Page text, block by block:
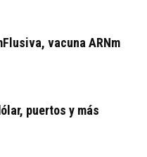
vacuna ARNm
puertos y más